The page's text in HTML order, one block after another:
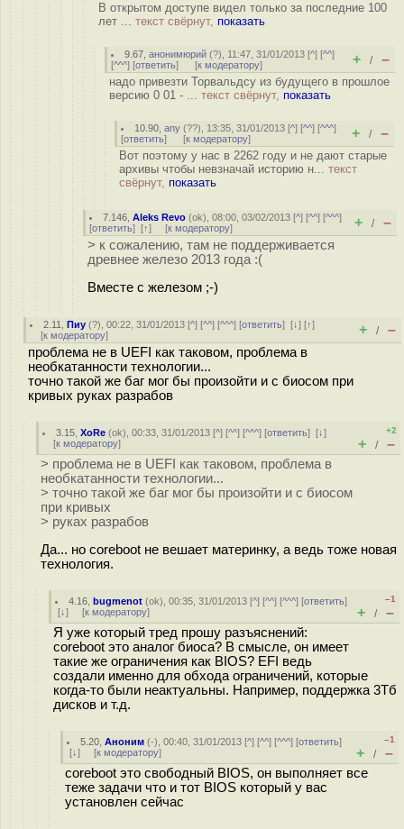
В открытом доступе видел только за последние 100
лет ... текст свёрнут, показать
9.67 ,анонимюрий (?), 11:47, 31/01/2013 [^] [^^]
[^^^] [ответить] [к модератору] + / –
надо привезти Торвальдсу из будущего в прошлое
версию 0 01 - ... текст свёрнут, показать
10.90 ,any (??), 13:35, 31/01/2013 [^] [^^] [^^^]
[ответить] [к модератору] + / –
Вот поэтому у нас в 2262 году и не дают старые
архивы чтобы невзначай историю н... текст
свёрнут, показать
7.146 ,Aleks Revo (ok), 08:00, 03/02/2013 [^] [^^] [^^^]
[ответить] [↑] [к модератору] + / –
> к сожалению, там не поддерживается
древнее железо 2013 года :(
Вместе с железом ;-)
2.11 ,Пиу (?), 00:22, 31/01/2013 [^] [^^] [^^^] [ответить][↓] [↑]
[к модератору] + / –
проблема не в UEFI как таковом, проблема в
необкатанности технологии...
точно такой же баг мог бы произойти и с биосом при
кривых руках разрабов
3.15 ,XoRe (ok), 00:33, 31/01/2013 [^] [^^] [^^^] [ответить][↓]
[к модератору]
+2
+ / –
> проблема не в UEFI как таковом, проблема в
необкатанности технологии...
> точно такой же баг мог бы произойти и с биосом
при кривых
> руках разрабов
Да... но coreboot не вешает материнку, а ведь тоже новая
технология.
4.16 ,bugmenot (ok), 00:35, 31/01/2013 [^] [^^] [^^^] [ответить]
[↓] [к модератору]
–1
+ / –
Я уже который тред прошу разъяснений:
coreboot это аналог биоса? В смысле, он имеет
такие же ограничения как BIOS? EFI ведь
создали именно для обхода ограничений, которые
когда-то были неактуальны. Например, поддержка 3Тб
дисков и т.д.
5.20 ,Аноним (-), 00:40, 31/01/2013 [^] [^^] [^^^] [ответить]
[↓] [к модератору]
–1
+ / –
coreboot это свободный BIOS, он выполняет все
теже задачи что и тот BIOS который у вас
установлен сейчас